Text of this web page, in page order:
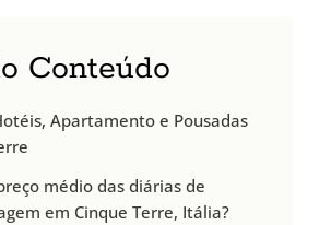
Conteúdo
Apartamento e Pousadas
médio das diárias de
em Cinque Terre, Itália?